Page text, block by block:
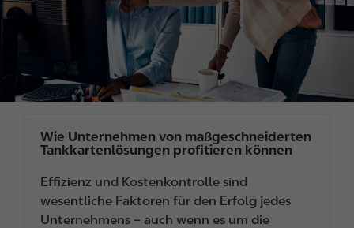
Wie Unternehmen von maßgeschneiderten
Tankkartenlösungen profitieren können
Effizienz und Kostenkontrolle sind
wesentliche Faktoren für den Erfolg jedes
Unternehmens – auch wenn es um die